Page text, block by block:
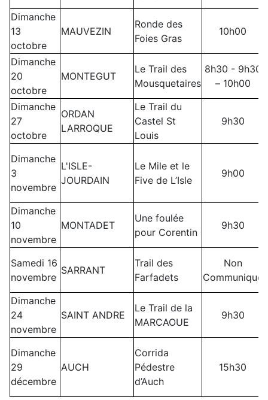
Dimanche
13
octobre
MAUVEZIN
Ronde des
Foies Gras
10h00
Dimanche
20
octobre
MONTEGUT
Le Trail des
Mousquetaires
8h30 - 9h30
– 10h00
Dimanche
27
octobre
ORDAN
LARROQUE
Le Trail du
Castel St
Louis
9h30
Dimanche
3
novembre
L'ISLE-
JOURDAIN
Le Mile et le
Five de L’Isle
9h00
Dimanche
10
novembre
MONTADET
Une foulée
pour Corentin
9h30
Samedi 16
novembre
SARRANT
Trail des
Farfadets
Non
Communiqué
Dimanche
24
novembre
SAINT ANDRE
Le Trail de la
MARCAOUE
9h30
Dimanche
29
décembre
AUCH
Corrida
Pédestre
d’Auch
15h30